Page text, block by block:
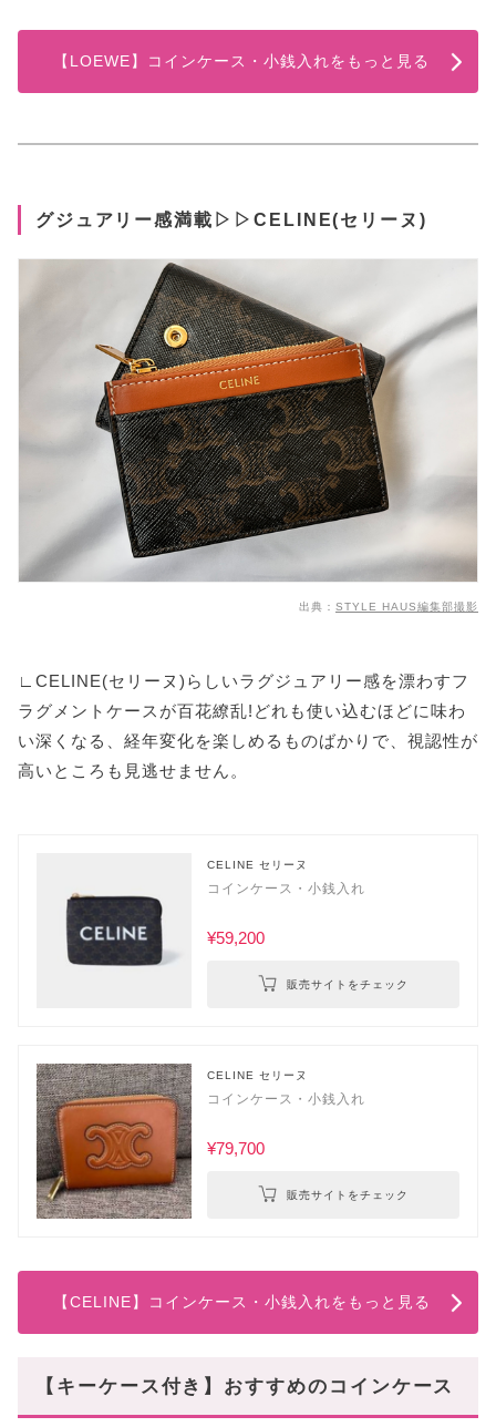
【LOEWE】コインケース・小銭入れをもっと見る
グジュアリー感満載▷▷CELINE(セリーヌ)
出典： STYLE HAUS編集部撮影
∟CELINE(セリーヌ)らしいラグジュアリー感を漂わすフ
ラグメントケースが百花繚乱!どれも使い込むほどに味わ
い深くなる、経年変化を楽しめるものばかりで、視認性が
高いところも見逃せません。
CELINE セリーヌ
コインケース・小銭入れ
¥59,200
販売サイトをチェック
CELINE セリーヌ
コインケース・小銭入れ
¥79,700
販売サイトをチェック
【CELINE】コインケース・小銭入れをもっと見る
【キーケース付き】おすすめのコインケース